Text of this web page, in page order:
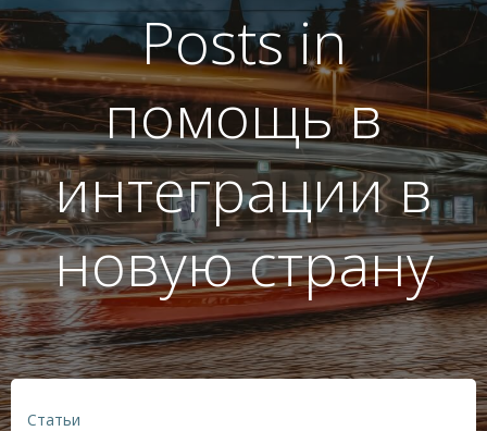
Posts in
помощь в
интеграции в
новую страну
Статьи